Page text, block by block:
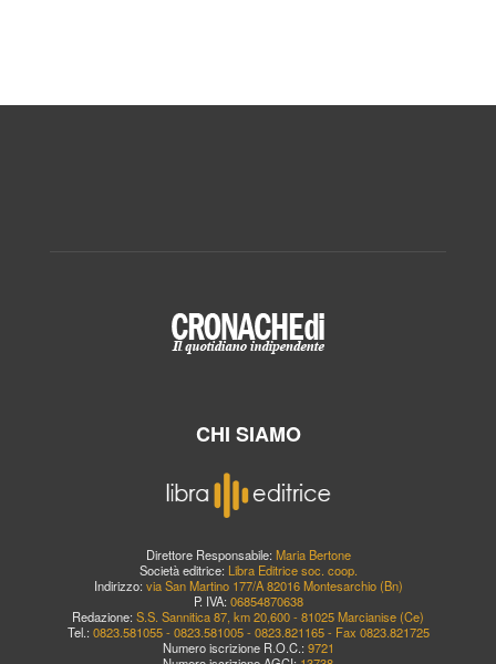
CHI SIAMO
Direttore Responsabile: Maria Bertone
Società editrice: Libra Editrice soc. coop.
Indirizzo: via San Martino 177/A 82016 Montesarchio (Bn)
P. IVA: 06854870638
Redazione: S.S. Sannitica 87, km 20,600 - 81025 Marcianise (Ce)
Tel.: 0823.581055 - 0823.581005 - 0823.821165 - Fax 0823.821725
Numero iscrizione R.O.C.: 9721